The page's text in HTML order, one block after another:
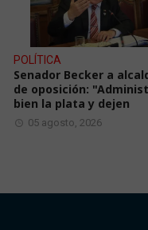
POLÍTICA
Senador Becker a
de oposición:
bien la plata y dejen
05 agosto, 2026